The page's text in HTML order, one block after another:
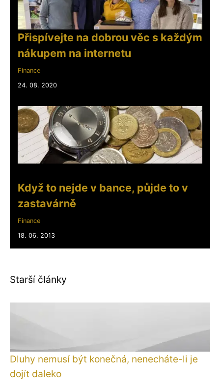
Přispívejte na dobrou věc s každým
nákupem na internetu
Finance
24. 08. 2020
Když to nejde v bance, půjde to v
zastavárně
Finance
18. 06. 2013
Starší články
Dluhy nemusí být konečná, nenecháte-li je
dojít daleko